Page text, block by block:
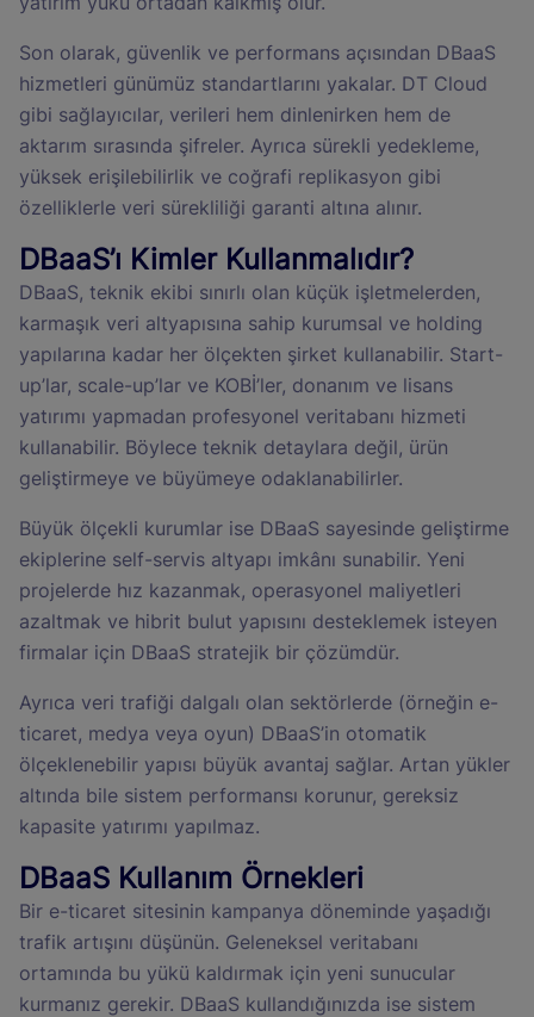
Son olarak, güvenlik ve performans açısından DBaaS
hizmetleri günümüz standartlarını yakalar. DT Cloud
gibi sağlayıcılar, verileri hem dinlenirken hem de
aktarım sırasında şifreler. Ayrıca sürekli yedekleme,
yüksek erişilebilirlik ve coğrafi replikasyon gibi
özelliklerle veri sürekliliği garanti altına alınır.
DBaaS’ı Kimler Kullanmalıdır?
DBaaS, teknik ekibi sınırlı olan küçük işletmelerden,
karmaşık veri altyapısına sahip kurumsal ve holding
yapılarına kadar her ölçekten şirket kullanabilir. Start-
up’lar, scale-up’lar ve KOBİ’ler, donanım ve lisans
yatırımı yapmadan profesyonel veritabanı hizmeti
kullanabilir. Böylece teknik detaylara değil, ürün
geliştirmeye ve büyümeye odaklanabilirler.
Büyük ölçekli kurumlar ise DBaaS sayesinde geliştirme
ekiplerine self-servis altyapı imkânı sunabilir. Yeni
projelerde hız kazanmak, operasyonel maliyetleri
azaltmak ve hibrit bulut yapısını desteklemek isteyen
firmalar için DBaaS stratejik bir çözümdür.
Ayrıca veri trafiği dalgalı olan sektörlerde (örneğin e-
ticaret, medya veya oyun) DBaaS’in otomatik
ölçeklenebilir yapısı büyük avantaj sağlar. Artan yükler
altında bile sistem performansı korunur, gereksiz
kapasite yatırımı yapılmaz.
DBaaS Kullanım Örnekleri
Bir e-ticaret sitesinin kampanya döneminde yaşadığı
trafik artışını düşünün. Geleneksel veritabanı
ortamında bu yükü kaldırmak için yeni sunucular
kurmanız gerekir. DBaaS kullandığınızda ise sistem